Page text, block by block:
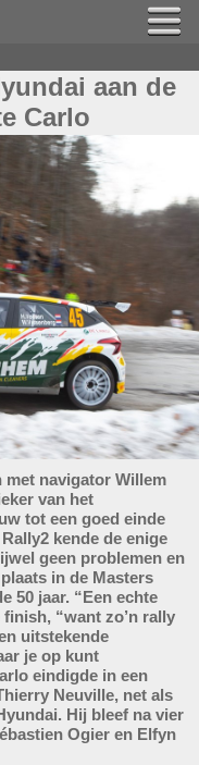
aan de
Carlo
met navigator Willem
van het
tot een goed einde
kende de enige
geen problemen en
in de Masters
50 jaar. “Een echte
“want zo’n rally
uitstekende
je op kunt
eindigde in een
Neuville, net als
Hij bleef na vier
Ogier en Elfyn